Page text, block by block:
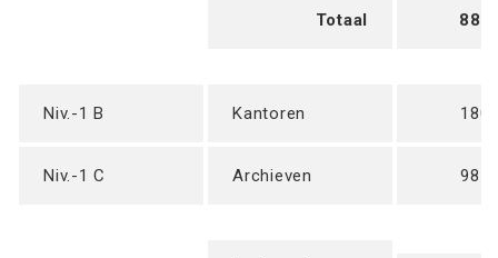
Totaal 880
Niv.-1 B Kantoren 180
Niv.-1 C Archieven 987